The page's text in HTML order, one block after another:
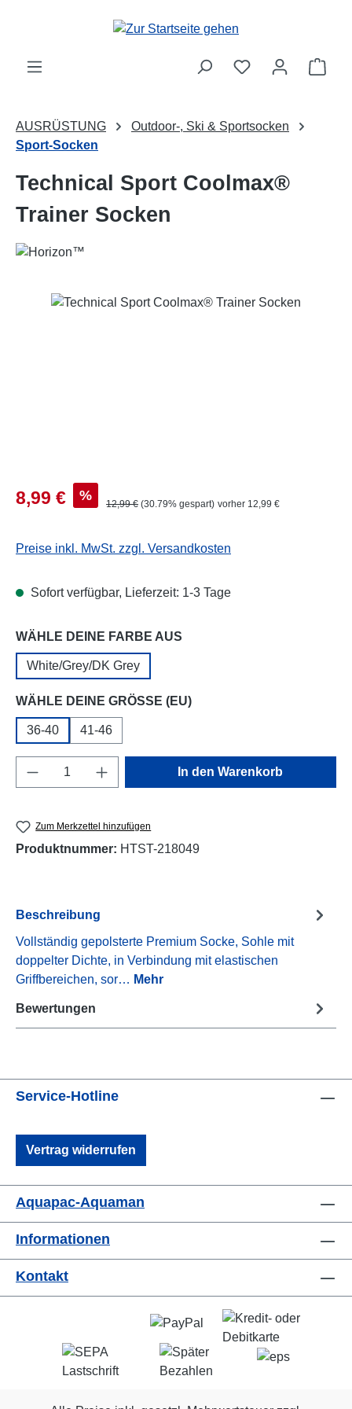
Zum Hauptinhalt springen
AUSRÜSTUNG
Outdoor-, Ski & Sportsocken
Sport-Socken
Technical Sport Coolmax®
Trainer Socken
Verkaufspreis:
8,99 € % Regulärer Preis:
12,99 € (30.79% gespart) vorher 12,99 €
Preise inkl. MwSt. zzgl. Versandkosten
Sofort verfügbar, Lieferzeit: 1-3 Tage
WÄHLE DEINE FARBE AUS
White/Grey/DK Grey
WÄHLE DEINE GRÖSSE (EU)auswählen
36-40 41-46
Produkt Anzahl: Gib den gewünschten
In den Warenkorb
Zum Merkzettel hinzufügen
Produktnummer: HTST-218049
Beschreibung
Vollständig gepolsterte Premium Socke, Sohle mit
doppelter Dichte, in Verbindung mit elastischen
Griffbereichen, sor… Mehr
Bewertungen
Service-Hotline
Vertrag widerrufen
Aquapac-Aquaman
Informationen
Kontakt